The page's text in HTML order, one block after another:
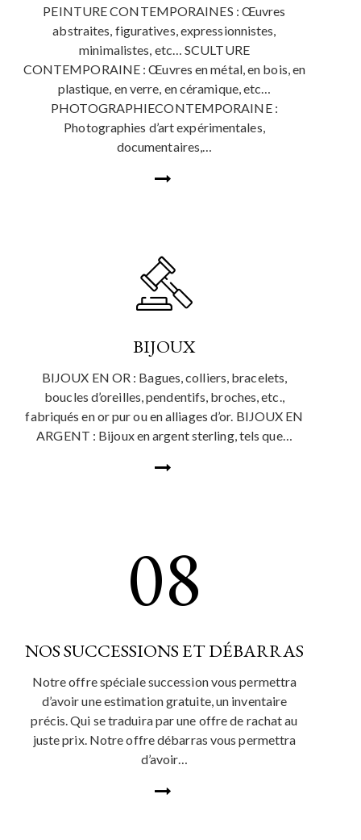
PEINTURE CONTEMPORAINES : Œuvres
abstraites, figuratives, expressionnistes,
minimalistes, etc… SCULTURE
CONTEMPORAINE : Œuvres en métal, en bois, en
plastique, en verre, en céramique, etc…
PHOTOGRAPHIECONTEMPORAINE :
Photographies d’art expérimentales,
documentaires,…
BIJOUX
BIJOUX EN OR : Bagues, colliers, bracelets,
boucles d’oreilles, pendentifs, broches, etc.,
fabriqués en or pur ou en alliages d’or. BIJOUX EN
ARGENT : Bijoux en argent sterling, tels que…
08
NOS SUCCESSIONS ET DÉBARRAS
Notre offre spéciale succession vous permettra
d’avoir une estimation gratuite, un inventaire
précis. Qui se traduira par une offre de rachat au
juste prix. Notre offre débarras vous permettra
d’avoir…